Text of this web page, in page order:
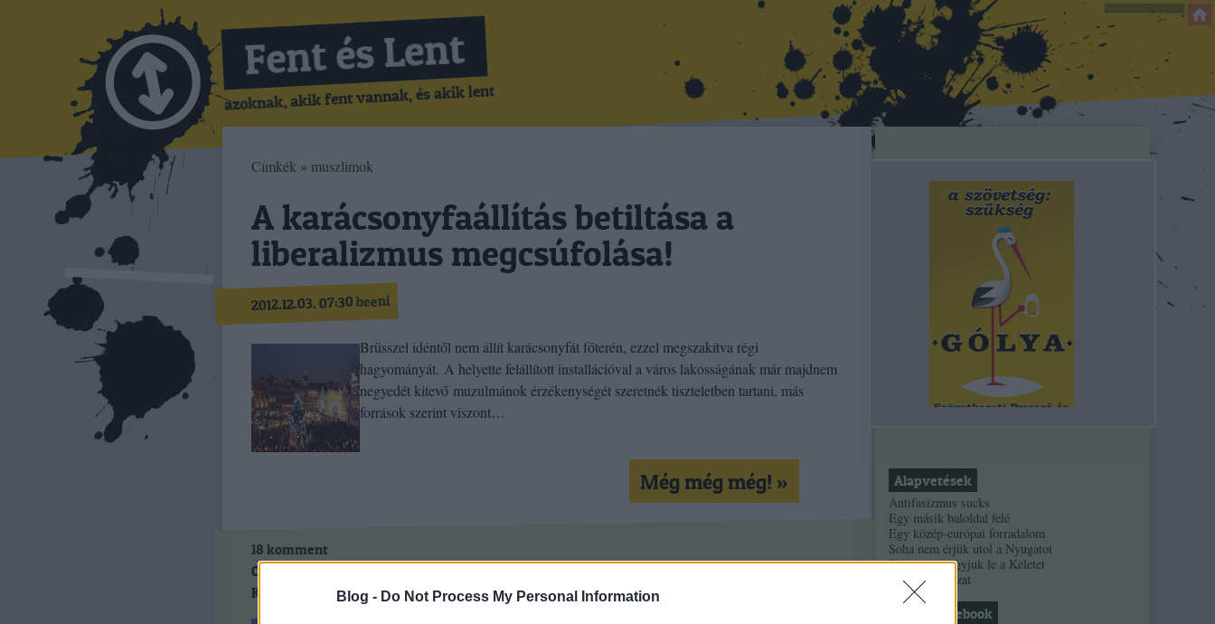
Blog - Do Not Process My Personal Information
Fent és Lent
azoknak, akik fent vannak, és akik lent
Címkék » muszlimok
A karácsonyfaállítás betiltása a
liberalizmus megcsúfolása!
2012.12.03. 07:30beeni
Brüsszel idéntől nem állít karácsonyfát főterén, ezzel megszakítva régi
hagyományát. A helyette felállított installációval a város lakosságának már majdnem
negyedét kitevő muzulmánok érzékenységét szeretnék tiszteletben tartani, más
források szerint viszont…
Még még még! »
18 komment
Címkék:
Kövess minket a Facebookon is!
Alapvetések
Antifasizmus sucks
Egy másik baloldal felé
Egy közép-európai forradalom
Soha nem érjük utol a Nyugatot
Soha nem hagyjuk le a Keletet
Alinsky-sorozat
nahát, facebook